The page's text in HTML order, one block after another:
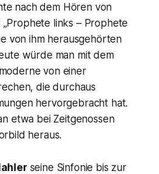
nach dem Hören von
Prophete links – Prophete
von ihm herausgehörten
würde man mit dem
von einer
die durchaus
hervorgebracht hat.
etwa bei Zeitgenossen
heraus.
seine Sinfonie bis zur